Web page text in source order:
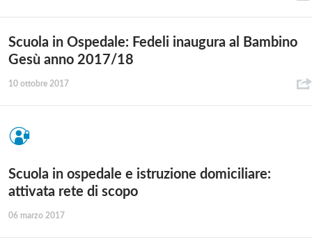
Scuola in Ospedale: Fedeli inaugura al Bambino
Gesù anno 2017/18
10 ottobre 2017
Scuola in ospedale e istruzione domiciliare:
attivata rete di scopo
06 marzo 2017